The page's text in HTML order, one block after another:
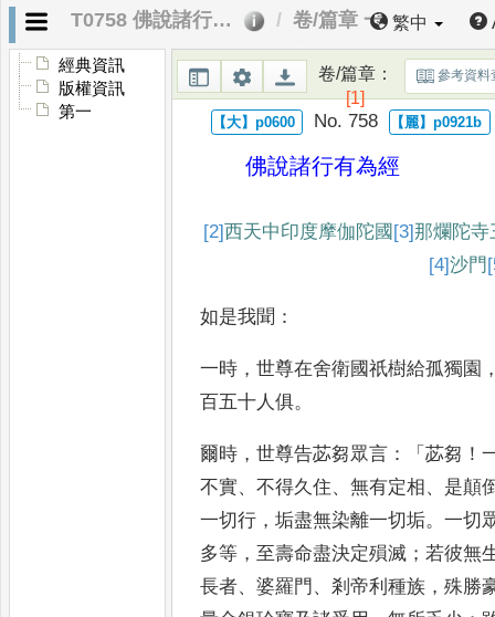
T0758 佛說諸行有為經 卷/篇章 一 繁中
經典資訊
版權資訊
第一
卷/篇章：
[1]
參考資料
No. 758
佛說諸行有為經
[2] 西天中印度摩伽陀國 [3]那爛陀寺
[4]沙門
如是我聞 ：
一時 ，世尊在舍衛國祇樹給孤獨 園
百五十人俱。
爾時 ，世尊告苾芻眾言 ：「苾芻 ！
不實、不得久住、無有定相 、 是顛
一切行 ，垢盡無染離一切垢。一切
多等 ， 至壽命盡決定殞滅 ；若彼無
長者、婆羅門 、剎帝利種族 ，殊勝